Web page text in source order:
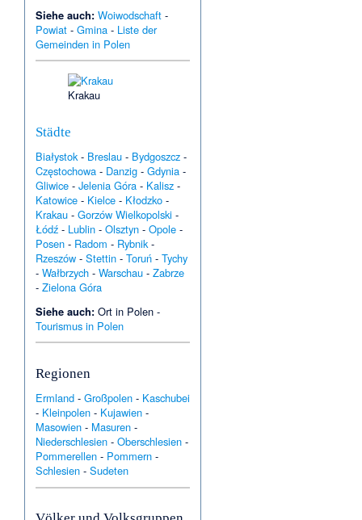
Siehe auch: Woiwodschaft -
Powiat -Gmina - Liste der
Gemeinden in Polen
Krakau
Städte
Białystok- Breslau - Bydgoszcz -
Częstochowa - Danzig -Gdynia -
Gliwice -Jelenia Góra - Kalisz -
Katowice - Kielce - Kłodzko -
Krakau -Gorzów Wielkopolski -
Łódź - Lublin -Olsztyn -Opole -
Posen - Radom - Rybnik-
Rzeszów -Stettin -Toruń -Tychy
-Wałbrzych -Warschau -Zabrze
-Zielona Góra
Siehe auch: Ort in Polen -
Tourismus in Polen
Regionen
Ermland -Großpolen - Kaschubei
- Kleinpolen - Kujawien -
Masowien - Masuren -
Niederschlesien -Oberschlesien -
Pommerellen - Pommern -
Schlesien -Sudeten